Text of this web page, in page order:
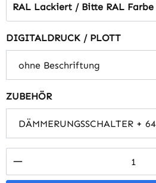
RAL Lackiert / Bitte RAL
DIGITALDRUCK / PLOTT
ZUBEHÖRauswählen
Produkt Anzahl: Gib